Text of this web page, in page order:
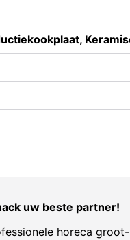
uw beste partner!
horeca